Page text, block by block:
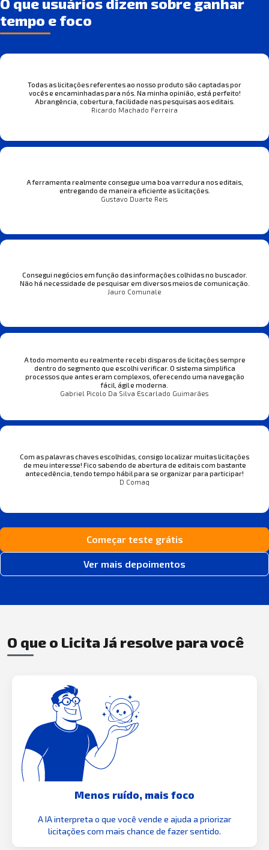
O que usuários dizem sobre ganhar
tempo e foco
Todas as licitações referentes ao nosso produto são captadas por
vocês e encaminhadas para nós. Na minha opinião, está perfeito!
Abrangência, cobertura, facilidade nas pesquisas aos editais.
Ricardo Machado Ferreira
A ferramenta realmente consegue uma boa varredura nos editais,
entregando de maneira eficiente as licitações.
Gustavo Duarte Reis
Consegui negócios em função das informações colhidas no buscador.
Não há necessidade de pesquisar em diversos meios de comunicação.
Jauro Comunale
A todo momento eu realmente recebi disparos de licitações sempre
dentro do segmento que escolhi verificar. O sistema simplifica
processos que antes eram complexos, oferecendo uma navegação
fácil, ágil e moderna.
Gabriel Picolo Da Silva Escarlado Guimarães
Com as palavras chaves escolhidas, consigo localizar muitas licitações
de meu interesse! Fico sabendo de abertura de editais com bastante
antecedência, tendo tempo hábil para se organizar para participar!
D Comaq
Começar teste grátis
Ver mais depoimentos
O que o Licita Já resolve para você
Menos ruído, mais foco
A IA interpreta o que você vende e ajuda a priorizar
licitações com mais chance de fazer sentido.